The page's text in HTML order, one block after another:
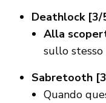
Deathlock [3/
Alla
sullo stesso
Sabretooth
Quando